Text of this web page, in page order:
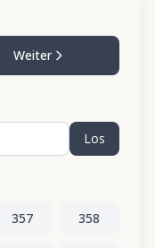
Weiter
Los
357 358